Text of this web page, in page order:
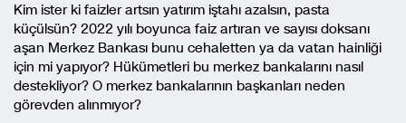
Kim ister ki faizler artsın yatırım iştahı azalsın, pasta
küçülsün? 2022 yılı boyunca faiz artıran ve sayısı doksanı
aşan Merkez Bankası bunu cehaletten ya da vatan hainliği
için mi yapıyor? Hükümetleri bu merkez bankalarını nasıl
destekliyor? O merkez bankalarının başkanları neden
görevden alınmıyor?